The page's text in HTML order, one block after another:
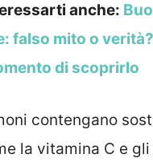
anche:
falso mito o
di scoprirlo
contengano
la vitamina C e gli